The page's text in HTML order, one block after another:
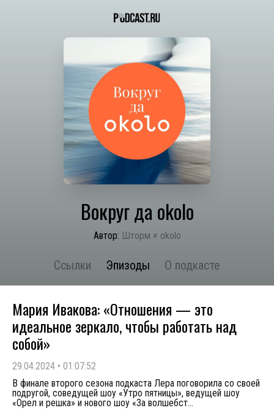
Вокруг да okolo
Автор: Шторм × okolo
Ссылки Эпизоды О подкасте
Мария Ивакова: «Отношения — это
идеальное зеркало, чтобы работать над
собой»
29.04.2024 • 01:07:52
В финале второго сезона подкаста Лера поговорила со своей
подругой, соведущей шоу «Утро пятницы», ведущей шоу
«Орел и решка» и нового шоу «За волшебст...